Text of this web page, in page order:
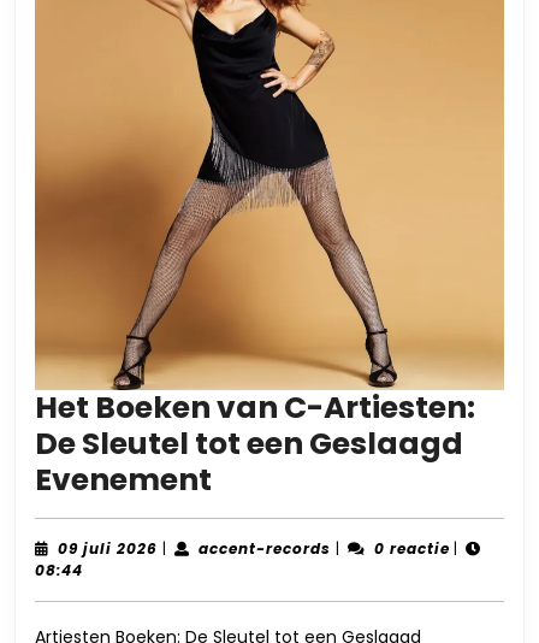
Het Boeken van C-Artiesten:
De Sleutel tot een Geslaagd
Evenement
Boeken
van
Artiesten:
09 juli 2026 09
| accent-records accent-
| 0 reactie |
08:44
Artiesten Boeken: De Sleutel tot een Geslaagd